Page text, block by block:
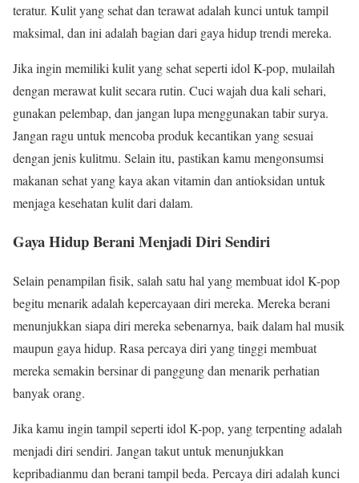
teratur. Kulit yang sehat dan terawat adalah kunci untuk tampil
maksimal, dan ini adalah bagian dari gaya hidup trendi mereka.
Jika ingin memiliki kulit yang sehat seperti idol K-pop, mulailah
dengan merawat kulit secara rutin. Cuci wajah dua kali sehari,
gunakan pelembap, dan jangan lupa menggunakan tabir surya.
Jangan ragu untuk mencoba produk kecantikan yang sesuai
dengan jenis kulitmu. Selain itu, pastikan kamu mengonsumsi
makanan sehat yang kaya akan vitamin dan antioksidan untuk
menjaga kesehatan kulit dari dalam.
Gaya Hidup Berani Menjadi Diri Sendiri
Selain penampilan fisik, salah satu hal yang membuat idol K-pop
begitu menarik adalah kepercayaan diri mereka. Mereka berani
menunjukkan siapa diri mereka sebenarnya, baik dalam hal musik
maupun gaya hidup. Rasa percaya diri yang tinggi membuat
mereka semakin bersinar di panggung dan menarik perhatian
banyak orang.
Jika kamu ingin tampil seperti idol K-pop, yang terpenting adalah
menjadi diri sendiri. Jangan takut untuk menunjukkan
kepribadianmu dan berani tampil beda. Percaya diri adalah kunci